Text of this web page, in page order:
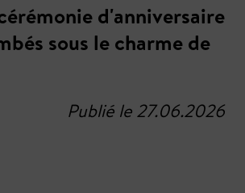
d'anniversaire
sous le charme de
Publié le 27.06.2026